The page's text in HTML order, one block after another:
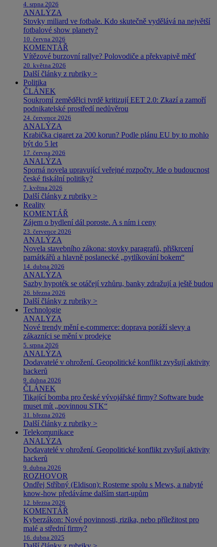
4. srpna 2026
ANALÝZA
Stovky miliard ve fotbale. Kdo skutečně vydělává na největší
fotbalové show planety?
10. června 2026
KOMENTÁŘ
Vítězové burzovní rallye? Polovodiče a překvapivě měď
20. května 2026
Další články z rubriky >
Politika
ČLÁNEK
Soukromí zemědělci tvrdě kritizují EET 2.0: Zkazí a zamoří
podnikatelské prostředí nedůvěrou
24. července 2026
ANALÝZA
Krabička cigaret za 200 korun? Podle plánu EU by to mohlo
být do 5 let
17. června 2026
ANALÝZA
Sporná novela upravující veřejné rozpočty. Jde o budoucnost
české fiskální politiky?
7. května 2026
Další články z rubriky >
Reality
KOMENTÁŘ
Zájem o bydlení dál poroste. A s ním i ceny
23. července 2026
ANALÝZA
Novela stavebního zákona: stovky paragrafů, přiškrcení
památkářů a hlavně poslanecké „pytlíkování bokem“
14. dubna 2026
ANALÝZA
Sazby hypoték se otáčejí vzhůru, banky zdražují a ještě budou
26. března 2026
Další články z rubriky >
Technologie
ANALÝZA
Nové trendy mění e-commerce: doprava poráží slevy a
zákazníci se mění v prodejce
5. srpna 2026
ANALÝZA
Dodavatelé v ohrožení. Geopolitické konflikt zvyšují aktivity
hackerů
9. dubna 2026
ČLÁNEK
Tikající bomba pro české vývojářské firmy? Software bude
muset mít „povinnou STK“
31. března 2026
Další články z rubriky >
Telekomunikace
ANALÝZA
Dodavatelé v ohrožení. Geopolitické konflikt zvyšují aktivity
hackerů
9. dubna 2026
ROZHOVOR
Ondřej Stříbný (Eldison): Rosteme spolu s Mews, a nabyté
know-how předáváme dalším start-upům
12. března 2026
KOMENTÁŘ
Kyberzákon: Nové povinnosti, rizika, nebo příležitost pro
malé a střední firmy?
16. dubna 2025